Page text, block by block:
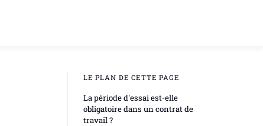
LE PLAN DE CETTE PAGE
La période d'essai est-elle
obligatoire dans un contrat de
travail ?